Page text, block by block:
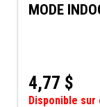
MODE
4,77 $
Disponible sur